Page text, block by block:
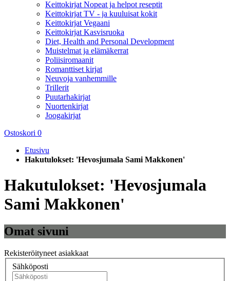
Keittokirjat Nopeat ja helpot reseptit
Keittokirjat TV - ja kuuluisat kokit
Keittokirjat Vegaani
Keittokirjat Kasvisruoka
Diet, Health and Personal Development
Muistelmat ja elämäkerrat
Poliisiromaanit
Romanttiset kirjat
Neuvoja vanhemmille
Trillerit
Puutarhakirjat
Nuortenkirjat
Joogakirjat
Ostoskori 0
Etusivu
Hakutulokset: 'Hevosjumala Sami Makkonen'
Hakutulokset: 'Hevosjumala
Sami Makkonen'
Omat sivuni
Rekisteröityneet asiakkaat
Sähköposti